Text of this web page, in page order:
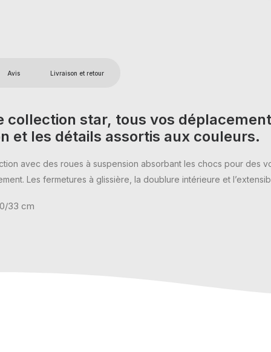
Avis Livraison et retour
collection star, tous vos
et les détails assortis aux couleurs.
avec des roues à suspension absorbant les chocs pour des
Les fermetures à glissière, la doublure intérieure et
33 cm